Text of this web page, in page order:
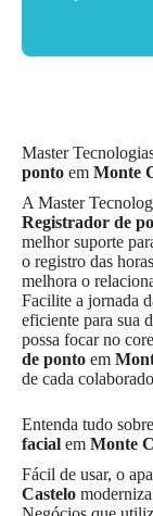
Master
ponto em Monte
A Master
Registrador de
melhor suporte
o registro das
melhora o
Facilite a jornada
eficiente para sua
possa focar no
de ponto em
de cada
Entenda tudo
facial em Monte
Fácil de usar, o
Castelo